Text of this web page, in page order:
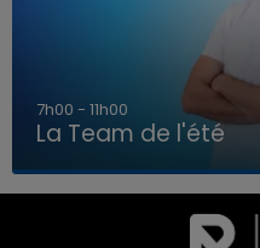
LA TEAM DE L'ÉTÉ
7h00 - 11h00
La Team de l'été